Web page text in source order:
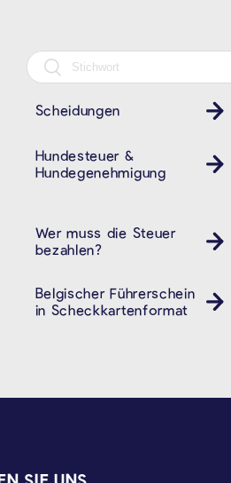
Scheidungen
Hundesteuer &
Hundegenehmigung
Wer muss die Steuer
bezahlen?
Belgischer Führerschein
in Scheckkartenformat